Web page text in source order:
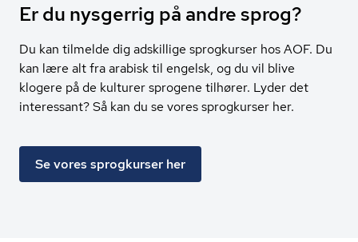
Er du nysgerrig på andre sprog?
Du kan tilmelde dig adskillige sprogkurser hos AOF. Du
kan lære alt fra arabisk til engelsk, og du vil blive
klogere på de kulturer sprogene tilhører. Lyder det
interessant? Så kan du se vores sprogkurser her.
Se vores sprogkurser her